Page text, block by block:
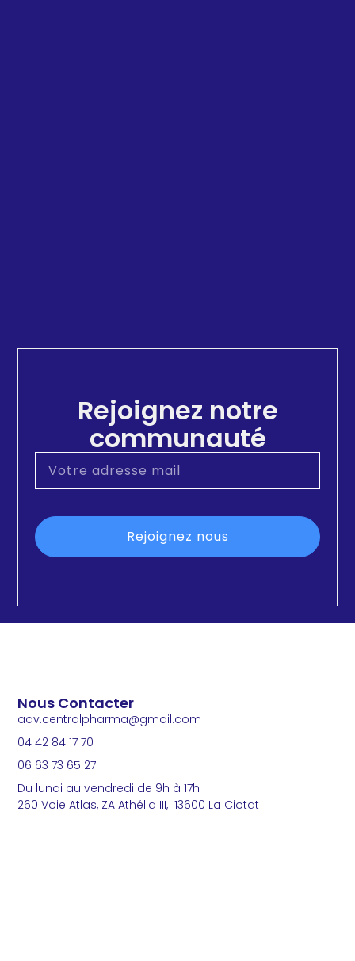
Rejoignez notre
communauté
Rejoignez nous
Nous Contacter
adv.centralpharma@gmail.com
04 42 84 17 70
06 63 73 65 27
Du lundi au vendredi de 9h à 17h
260 Voie Atlas, ZA Athélia III, 13600 La Ciotat